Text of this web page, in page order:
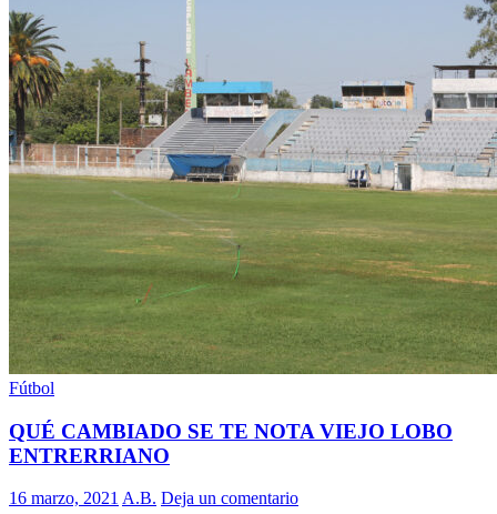
Fútbol
QUÉ CAMBIADO SE TE NOTA VIEJO LOBO
ENTRERRIANO
16 marzo, 2021 A.B. Deja un comentario